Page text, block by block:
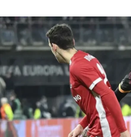
Samsun
Siirt
Sinop
Sivas
Tekirdağ